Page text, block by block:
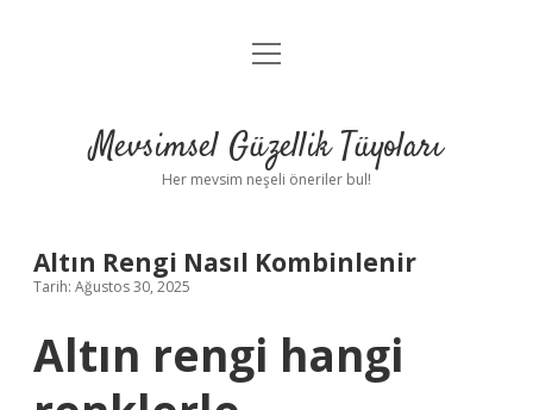
Anasayfa
Yasal Uyarı
menüyü
Mevsimsel Güzellik Tüyoları
Her mevsim neşeli öneriler bul!
Altın Rengi Nasıl Kombinlenir
Tarih: Ağustos 30, 2025
Altın rengi hangi